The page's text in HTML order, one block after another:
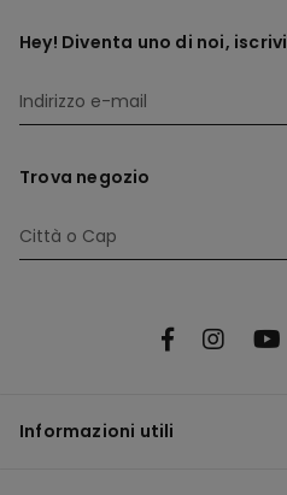
Hey! Diventa uno di noi,
Trova negozio
Informazioni utili